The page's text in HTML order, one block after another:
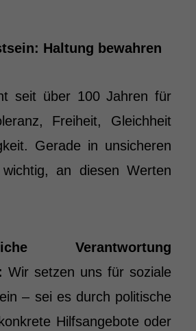
Haltung bewahren
seit über 100 Jahren für
Freiheit, Gleichheit
Gerade in unsicheren
an diesen Werten
Verantwortung
Wir setzen uns für soziale
– sei es durch politische
Hilfsangebote oder